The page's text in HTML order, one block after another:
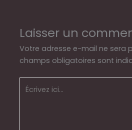
Laisser un
Votre adresse e-mail ne sera
champs obligatoires sont
Écrivez
ici…